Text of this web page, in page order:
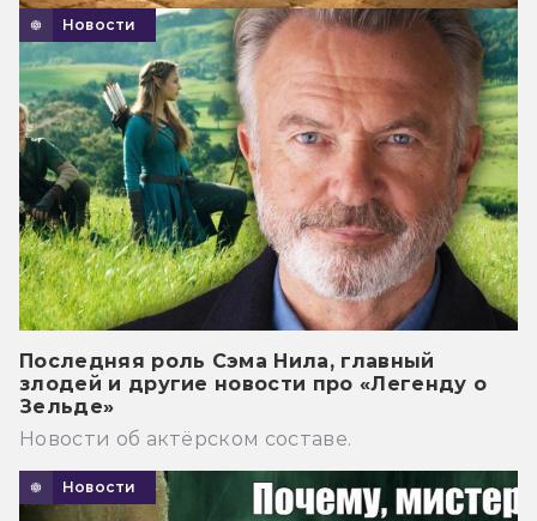
Новости
Последняя роль Сэма Нила, главный
злодей и другие новости про «Легенду о
Зельде»
Новости об актёрском составе.
Новости